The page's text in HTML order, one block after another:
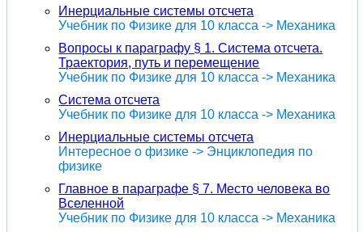
Инерциальные системы отсчета
Учебник по Физике для 10 класса -> Механика
Вопросы к параграфу § 1. Система отсчета.
Траектория, путь и перемещение
Учебник по Физике для 10 класса -> Механика
Система отсчета
Учебник по Физике для 10 класса -> Механика
Инерциальные системы отсчета
Интересное о физике -> Энциклопедия по
физике
Главное в параграфе § 7. Место человека во
Вселенной
Учебник по Физике для 10 класса -> Механика